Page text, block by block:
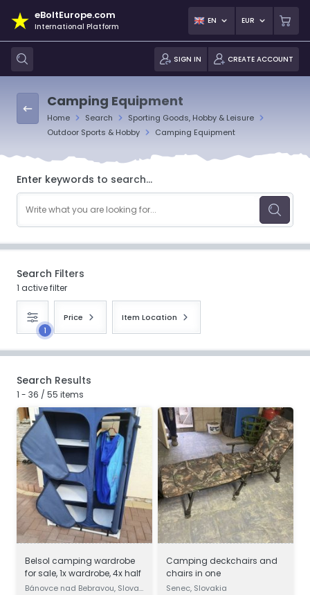
eBoltEurope.com
International Platform
EN EUR
SIGN IN CREATE ACCOUNT
Camping Equipment
Home Search
Sporting Goods, Hobby & Leisure
Outdoor Sports & Hobby
Camping Equipment
Enter keywords to search...
Search Filters
1 active filter
1
Price Item Location
Search Results
1 - 36 / 55 items
Belsol camping wardrobe
for sale, 1x wardrobe, 4x half
Bánovce nad Bebravou, Slovak
Camping deckchairs and
chairs in one
Senec, Slovakia